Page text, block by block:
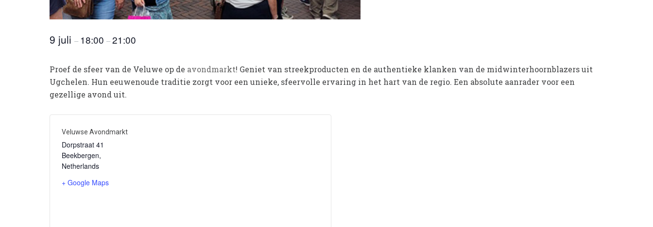
9 juli – 18:00 –21:00
Proef de sfeer van de Veluwe op de avondmarkt! Geniet van streekproducten en de authentieke klanken van de midwinterhoornblazers uit
Ugchelen. Hun eeuwenoude traditie zorgt voor een unieke, sfeervolle ervaring in het hart van de regio. Een absolute aanrader voor een
gezellige avond uit.
Veluwse Avondmarkt
Dorpstraat 41
Beekbergen,
Netherlands
+ Google Maps